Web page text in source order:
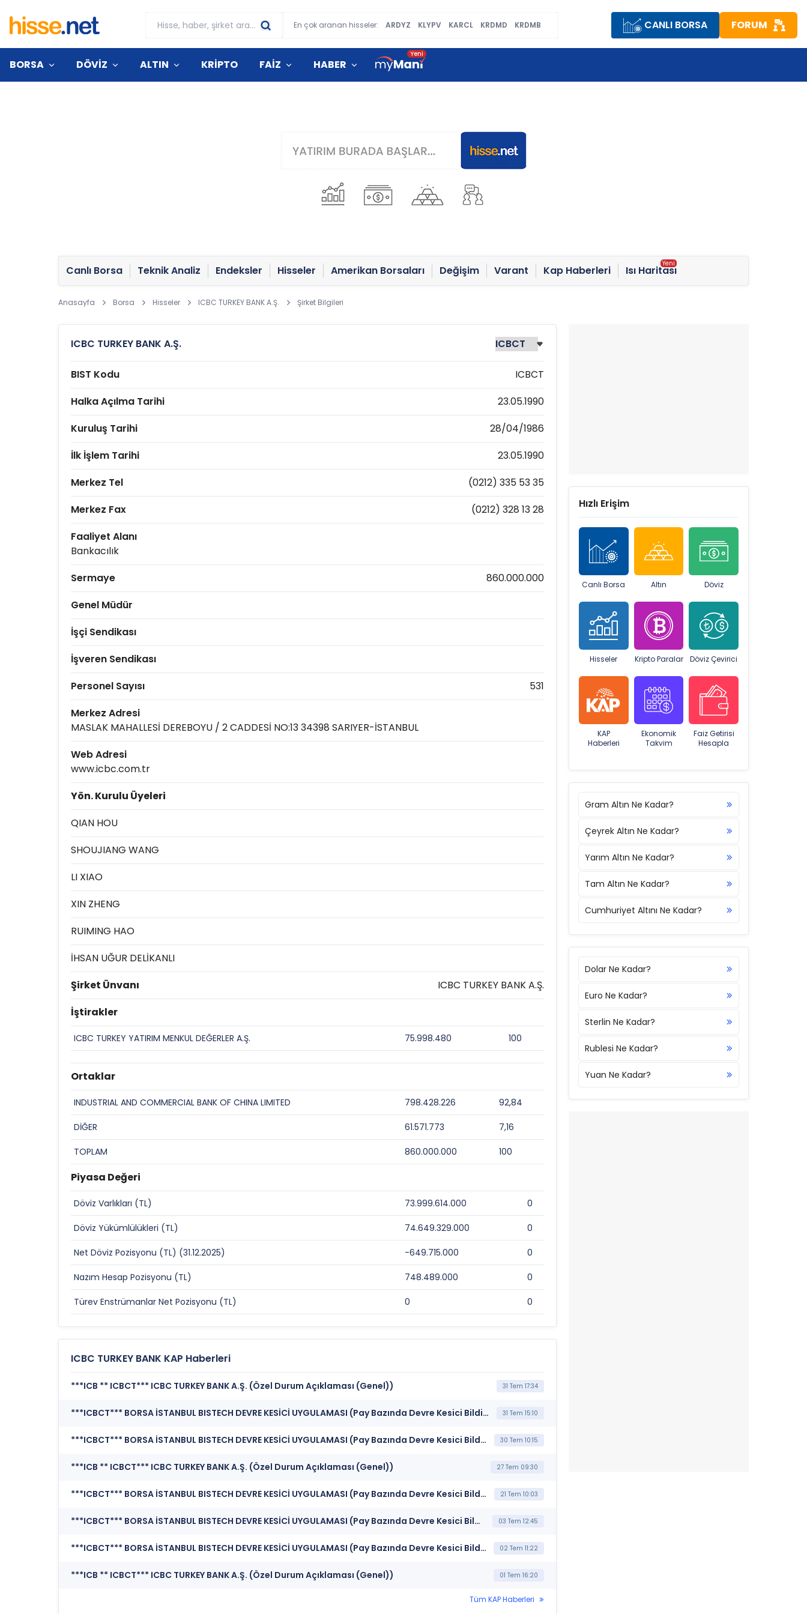
En çok aranan hisseler: ARDYZ KLYPV KARCL KRDMD KRDMB CANLI BORSA FORUM
BORSA DÖVİZ ALTIN KRİPTO FAİZ HABER
Canlı Borsa Teknik Analiz Endeksler Hisseler Amerikan Borsaları Değişim Varant Kap Haberleri Isı Haritası
Anasayfa Borsa Hisseler ICBC TURKEY BANK A.Ş. Şirket Bilgileri
ICBC TURKEY BANK A.Ş.
BIST Kodu
ICBCT
Halka Açılma Tarihi
23.05.1990
Kuruluş Tarihi
28/04/1986
İlk İşlem Tarihi
23.05.1990
Merkez Tel
(0212) 335 53 35
Merkez Fax
(0212) 328 13 28
Faaliyet Alanı
Bankacılık
Sermaye
860.000.000
Genel Müdür
İşçi Sendikası
İşveren Sendikası
Personel Sayısı
531
Merkez Adresi
MASLAK MAHALLESİ DEREBOYU / 2 CADDESİ NO:13 34398 SARIYER-İSTANBUL
Web Adresi
www.icbc.com.tr
Yön. Kurulu Üyeleri
QIAN HOU
SHOUJIANG WANG
LI XIAO
XIN ZHENG
RUIMING HAO
İHSAN UĞUR DELİKANLI
Şirket Ünvanı
ICBC TURKEY BANK A.Ş.
İştirakler
ICBC TURKEY YATIRIM MENKUL DEĞERLER A.Ş. 75.998.480 100
Ortaklar
INDUSTRIAL AND COMMERCIAL BANK OF CHINA LIMITED 798.428.226 92,84
DİĞER 61.571.773 7,16
TOPLAM 860.000.000 100
Piyasa Değeri
Döviz Varlıkları (TL) 73.999.614.000 0
Döviz Yükümlülükleri (TL) 74.649.329.000 0
Net Döviz Pozisyonu (TL) (31.12.2025) -649.715.000 0
Nazım Hesap Pozisyonu (TL) 748.489.000 0
Türev Enstrümanlar Net Pozisyonu (TL) 0 0
ICBC TURKEY BANK KAP Haberleri
***ICB ** ICBCT*** ICBC TURKEY BANK A.Ş. (Özel Durum Açıklaması (Genel)) 31 Tem 17:34
***ICBCT*** BORSA İSTANBUL BISTECH DEVRE KESİCİ UYGULAMASI (Pay Bazında Devre Kesici Bildirimi) 31 Tem 15:10
***ICBCT*** BORSA İSTANBUL BISTECH DEVRE KESİCİ UYGULAMASI (Pay Bazında Devre Kesici Bildirimi) 30 Tem 10:15
***ICB ** ICBCT*** ICBC TURKEY BANK A.Ş. (Özel Durum Açıklaması (Genel)) 27 Tem 09:30
***ICBCT*** BORSA İSTANBUL BISTECH DEVRE KESİCİ UYGULAMASI (Pay Bazında Devre Kesici Bildirimi) 21 Tem 10:03
***ICBCT*** BORSA İSTANBUL BISTECH DEVRE KESİCİ UYGULAMASI (Pay Bazında Devre Kesici Bildirimi) 03 Tem 12:45
***ICBCT*** BORSA İSTANBUL BISTECH DEVRE KESİCİ UYGULAMASI (Pay Bazında Devre Kesici Bildirimi) 02 Tem 11:22
***ICB ** ICBCT*** ICBC TURKEY BANK A.Ş. (Özel Durum Açıklaması (Genel)) 01 Tem 16:20
Tüm KAP Haberleri
Hızlı Erişim
Canlı Borsa Altın Döviz
Hisseler Kripto Paralar Döviz Çevirici
KAP
Haberleri
Ekonomik
Takvim
Faiz Getirisi
Hesapla
Gram Altın Ne Kadar?
Çeyrek Altın Ne Kadar?
Yarım Altın Ne Kadar?
Tam Altın Ne Kadar?
Cumhuriyet Altını Ne Kadar?
Dolar Ne Kadar?
Euro Ne Kadar?
Sterlin Ne Kadar?
Rublesi Ne Kadar?
Yuan Ne Kadar?